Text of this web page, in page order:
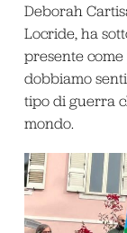
Deborah
Locride, ha
presente come
dobbiamo
tipo di guerra
mondo.